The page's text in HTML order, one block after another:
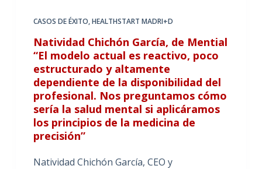
CASOS DE ÉXITO,HEALTHSTART MADRI+D
Natividad Chichón García, de Mential
“El modelo actual es reactivo, poco
estructurado y altamente
dependiente de la disponibilidad del
profesional. Nos preguntamos cómo
sería la salud mental si aplicáramos
los principios de la medicina de
precisión”
Natividad Chichón García, CEO y